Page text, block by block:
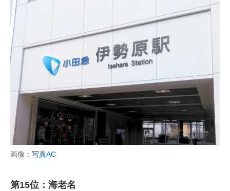
画像： 写真AC
第15位：海老名